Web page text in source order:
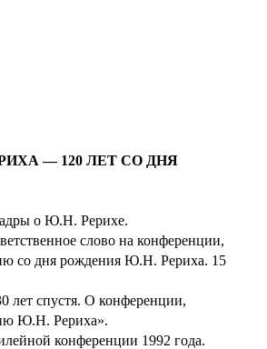
— 120 ЛЕТ СО ДНЯ
о Ю.Н. Рерихе.
слово на конференции,
со дня рождения Ю.Н. Рериха. 15
лет спустя. О конференции,
Ю.Н. Рериха».
конференции 1992 года.